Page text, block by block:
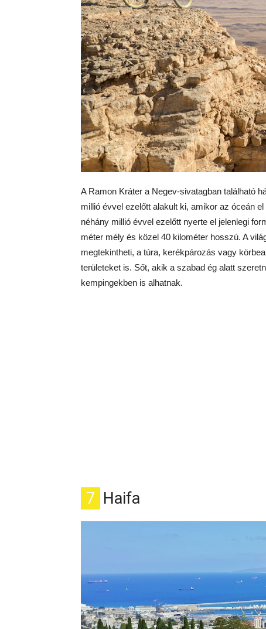
A Ramon Kráter a Negev-sivatagban található
millió évvel ezelőtt alakult ki, amikor az óceán
néhány millió évvel ezelőtt nyerte el jelenlegi
méter mély és közel 40 kilométer hosszú. A
megtekintheti, a túra, kerékpározás vagy
területeket is. Sőt, akik a szabad ég alatt
kempingekben is alhatnak.
7 Haifa